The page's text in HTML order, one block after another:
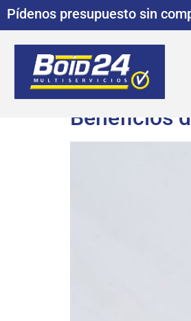
Pídenos presupuesto sin
Beneficios